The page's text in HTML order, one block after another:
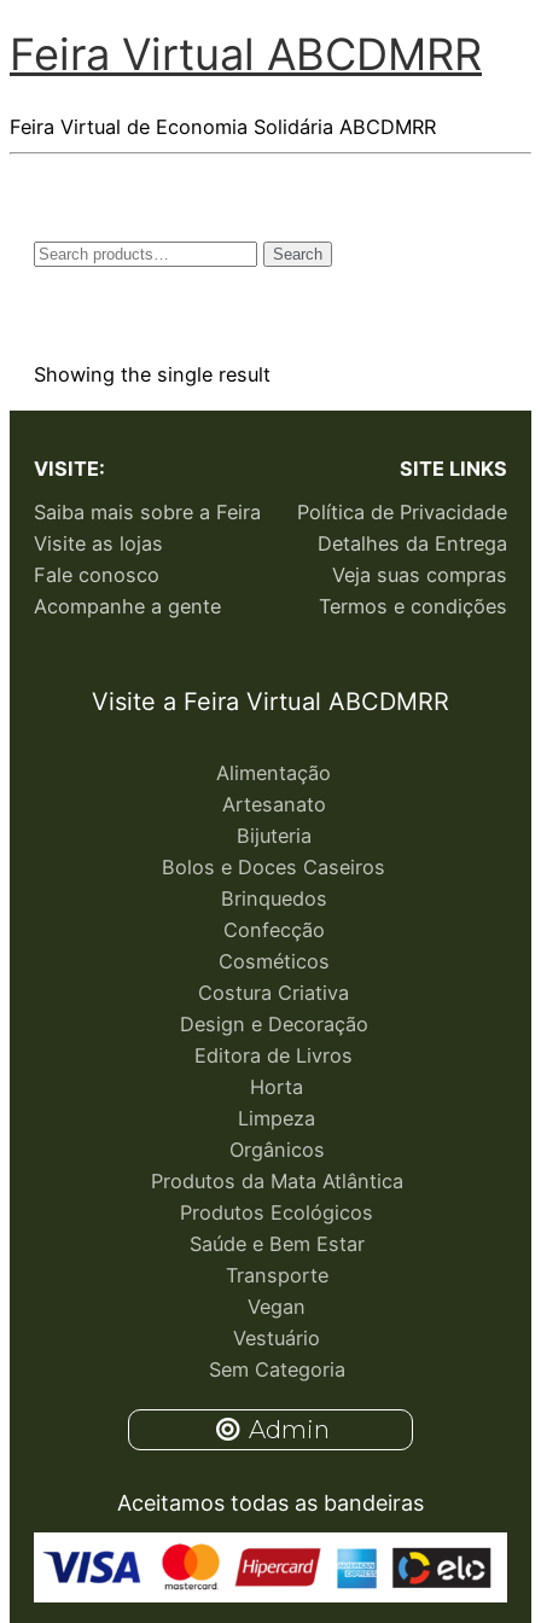
Feira Virtual ABCDMRR
Feira Virtual de Economia Solidária ABCDMRR
Search
Showing the single result
VISITE:
Saiba mais sobre a Feira
Visite as lojas
Fale conosco
Acompanhe a gente
SITE LINKS
Política de Privacidade
Detalhes da Entrega
Veja suas compras
Termos e condições
Visite a Feira Virtual ABCDMRR
Alimentação
Artesanato
Bijuteria
Bolos e Doces Caseiros
Brinquedos
Confecção
Cosméticos
Costura Criativa
Design e Decoração
Editora de Livros
Horta
Limpeza
Orgânicos
Produtos da Mata Atlântica
Produtos Ecológicos
Saúde e Bem Estar
Transporte
Vegan
Vestuário
Sem Categoria
Admin
Aceitamos todas as bandeiras